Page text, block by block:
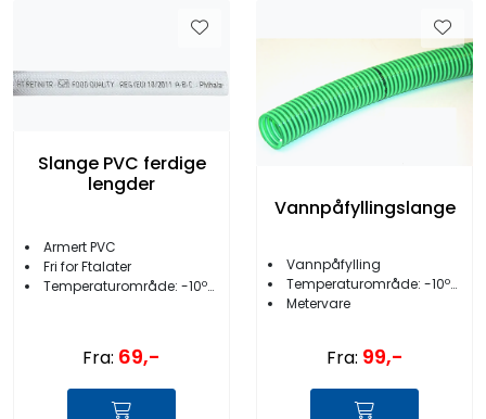
Slange PVC ferdige
lengder
Armert PVC
Fri for Ftalater
Temperaturområde: -10ºC til +60ºC
Fra: 69,-
Vannpåfyllingslange
Vannpåfylling
Temperaturområde: -10ºC til +60ºC
Metervare
Fra: 99,-